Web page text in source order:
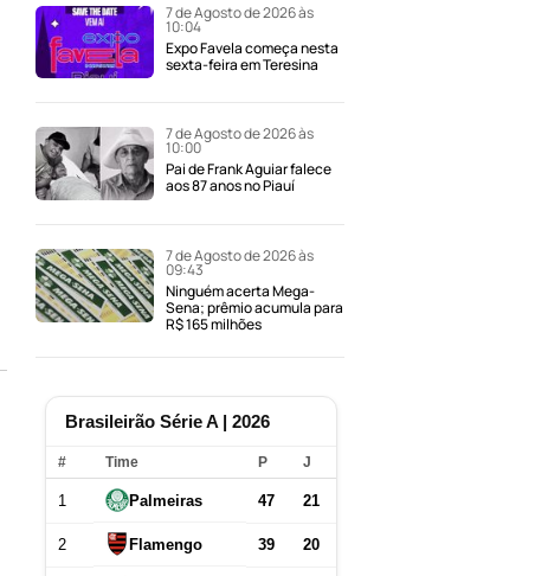
7 de Agosto de 2026 às
10:04
Expo Favela começa nesta
sexta-feira em Teresina
7 de Agosto de 2026 às
10:00
Pai de Frank Aguiar falece
aos 87 anos no Piauí
7 de Agosto de 2026 às
09:43
Ninguém acerta Mega-
Sena; prêmio acumula para
R$ 165 milhões